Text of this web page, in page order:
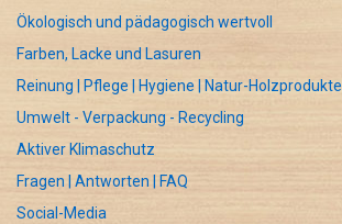
Ökologisch und pädagogisch wertvoll
Farben, Lacke und Lasuren
Reinung | Pflege | Hygiene | Natur-Holzprodukte
Umwelt - Verpackung - Recycling
Aktiver Klimaschutz
Fragen | Antworten | FAQ
Social-Media